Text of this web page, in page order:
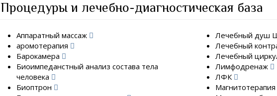
Процедуры и лечебно-диагностическая база
Аппаратный массаж
аромотерапия
Барокамера
Биоимпеданстный анализ состава тела
человека
Биоптрон
Лечебный душ
Лечебный
Лечебный
Лимфодренаж
ЛФК
Магнитотерапия